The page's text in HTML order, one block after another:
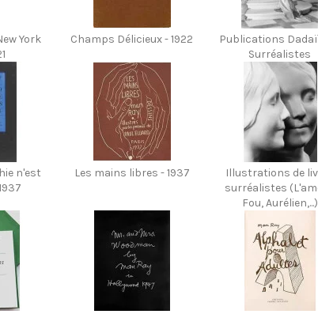
York
Champs Délicieux - 1922
Publications
Surréalistes
n'est
Les mains libres - 1937
Illustrations de
surréalistes
Fou, Aurélien,...)